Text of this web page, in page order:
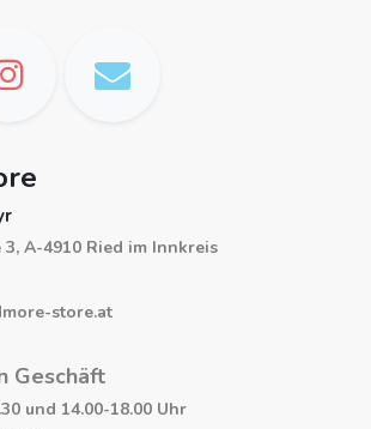
3, A-4910 Ried im Innkreis
store.at
Geschäft
und 14.00-18.00 Uhr